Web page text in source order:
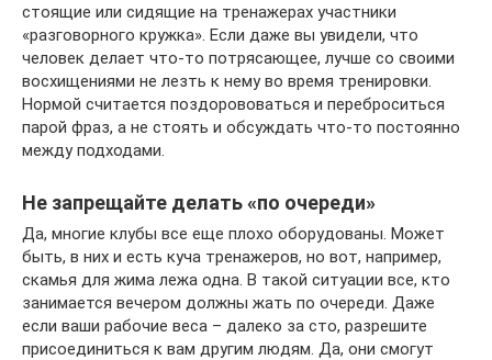
стоящие или сидящие на тренажерах участники
«разговорного кружка». Если даже вы увидели, что
человек делает что-то потрясающее, лучше со своими
восхищениями не лезть к нему во время тренировки.
Нормой считается поздорововаться и переброситься
парой фраз, а не стоять и обсуждать что-то постоянно
между подходами.
Не запрещайте делать «по очереди»
Да, многие клубы все еще плохо оборудованы. Может
быть, в них и есть куча тренажеров, но вот, например,
скамья для жима лежа одна. В такой ситуации все, кто
занимается вечером должны жать по очереди. Даже
если ваши рабочие веса – далеко за сто, разрешите
присоединиться к вам другим людям. Да, они смогут